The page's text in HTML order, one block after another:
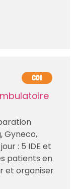
CDI
Gyneco,
: 5 IDE et
patients en
et organiser